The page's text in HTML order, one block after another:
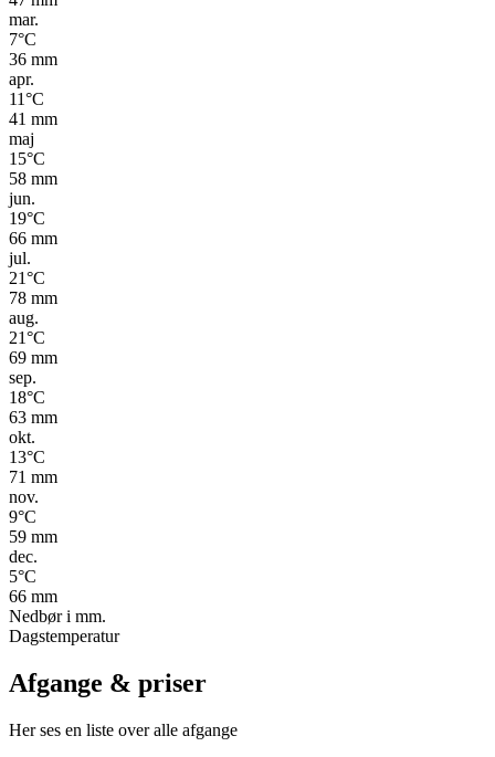
mar.
7°C
36 mm
apr.
11°C
41 mm
maj
15°C
58 mm
jun.
19°C
66 mm
jul.
21°C
78 mm
aug.
21°C
69 mm
sep.
18°C
63 mm
okt.
13°C
71 mm
nov.
9°C
59 mm
dec.
5°C
66 mm
Nedbør i mm.
Dagstemperatur
Afgange & priser
Her ses en liste over alle afgange